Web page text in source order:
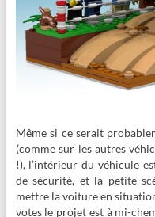
Même si ce serait
(comme sur les autres
!), l’intérieur du véhicule
de sécurité, et la petite
mettre la voiture en
votes le projet est à mi-